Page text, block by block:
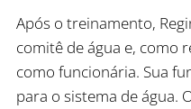
Após o treinamento,
comitê de água e, como
como funcionária. Sua
para o sistema de água.